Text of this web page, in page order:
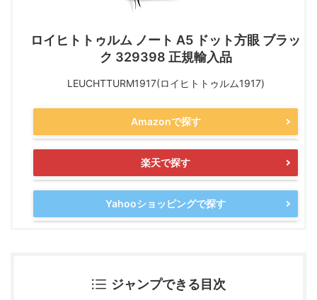
ロイヒトトゥルム ノート A5 ドット方眼 ブラッ
ク 329398 正規輸入品
LEUCHTTURM1917(ロイヒトトゥルム1917)
Amazonで探す
楽天で探す
Yahooショッピングで探す
ジャンプできる目次